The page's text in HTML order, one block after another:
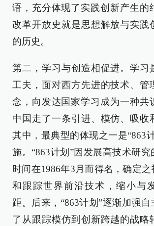
语，充分体现了实践创新产生的
改革开放史就是思想解放与实践
的历史。
第二，学习与创造相促进。学习
工夫，面对西方先进的技术、管
念，向发达国家学习成为一种共
中国走了一条引进、模仿、吸收
其中，最典型的体现之一是“863
施。“863计划”因发展高技术研
时间在1986年3月而得名，确定
和跟踪世界前沿技术，缩小与
距。后来，“863计划”逐渐加强
了从跟踪模仿到创新跨越的战略